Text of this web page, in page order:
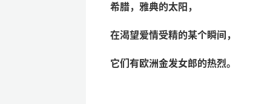
希腊，雅典的太阳，
在渴望爱情受精的某个瞬间，
它们有欧洲金发女郎的热烈。